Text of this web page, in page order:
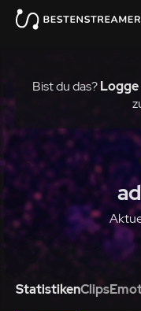
Bist du das? Logge
StatistikenClips